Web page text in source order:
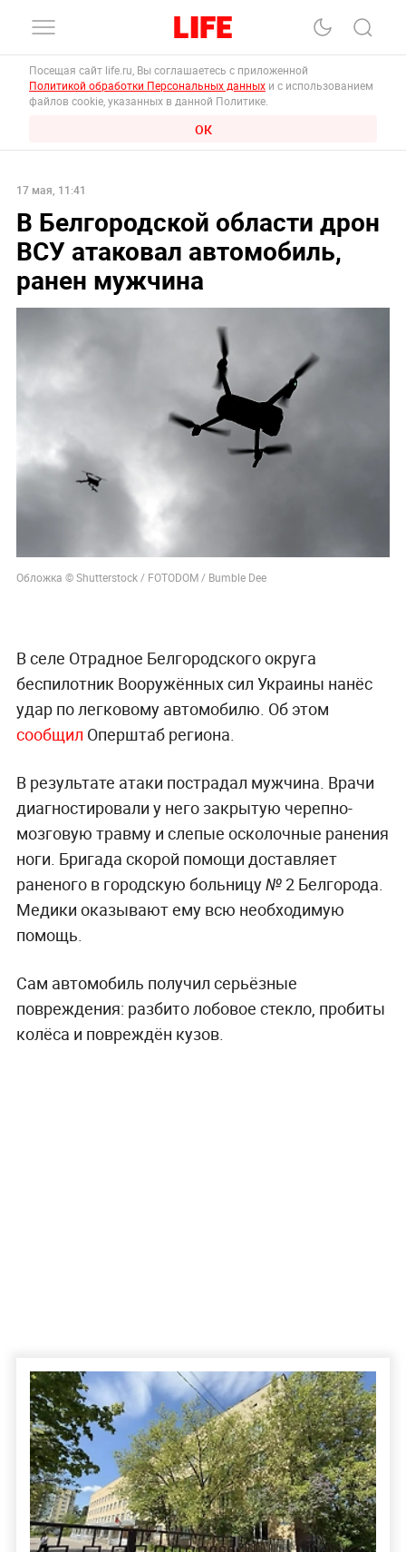
Посещая сайт life.ru, Вы соглашаетесь с приложенной
Политикой обработки Персональных данных и с использованием
файлов cookie, указанных в данной Политике.
ОК
17 мая, 11:41
В Белгородской области дрон
ВСУ атаковал автомобиль,
ранен мужчина
Обложка © Shutterstock / FOTODOM / Bumble Dee
В селе Отрадное Белгородского округа
беспилотник Вооружённых сил Украины нанёс
удар по легковому автомобилю. Об этом
сообщил Оперштаб региона.
В результате атаки пострадал мужчина. Врачи
диагностировали у него закрытую черепно-
мозговую травму и слепые осколочные ранения
ноги. Бригада скорой помощи доставляет
раненого в городскую больницу № 2 Белгорода.
Медики оказывают ему всю необходимую
помощь.
Сам автомобиль получил серьёзные
повреждения: разбито лобовое стекло, пробиты
колёса и повреждён кузов.